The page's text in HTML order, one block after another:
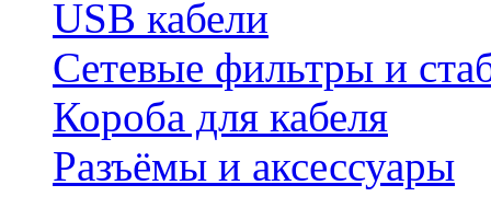
USB кабели
Сетевые фильтры и
Короба для кабеля
Разъёмы и аксессуары